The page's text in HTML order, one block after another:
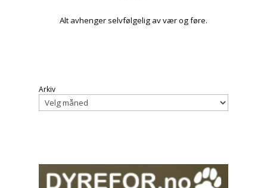
Alt avhenger selvfølgelig av vær og føre.
Arkiv